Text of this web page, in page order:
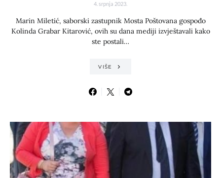
4. srpnja 2023.
Marin Miletić, saborski zastupnik Mosta Poštovana gospođo
Kolinda Grabar Kitarović, ovih su dana mediji izvještavali kako
ste postali…
VIŠE